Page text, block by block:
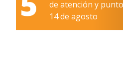
de atención y
14 de agosto